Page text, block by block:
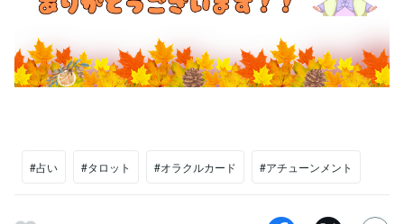
#占い #タロット #オラクルカード #アチューンメント